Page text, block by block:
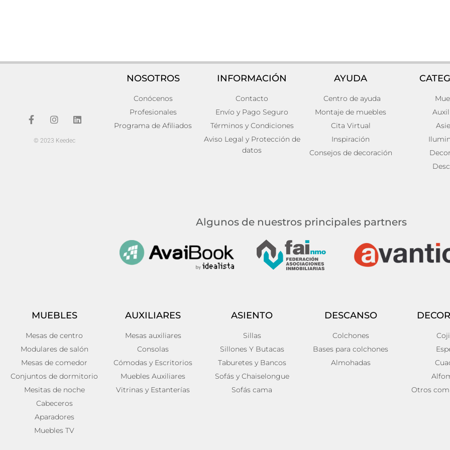
Añadir al carrito
Silla olbia Terciopelo Art deco
50x53x86
Pack de 2 Silla lula
48x49x83
276,00
€
© 2023 Keedec
NOSOTROS
Conócenos
Profesionales
Programa de Afiliados
INFORMACIÓN
Contacto
Envío y Pago Seguro
Términos y Condiciones
Aviso Legal y Protección de
datos
AYUDA
Centro de ayuda
Montaje de muebles
Cita Virtual
Inspiración
Consejos de decoración
Algunos de nuestros principales partners
MUEBLES
Mesas de centro
Modulares de salón
Mesas de comedor
Conjuntos de dormitorio
Mesitas de noche
Cabeceros
Aparadores
Muebles TV
AUXILIARES
Mesas auxiliares
Consolas
Cómodas y Escritorios
Muebles Auxiliares
Vitrinas y Estanterías
ASIENTO
Sillas
Sillones Y Butacas
Taburetes y Bancos
Sofás y Chaiselongue
Sofás cama
DESCANSO
Colchones
Bases para colchones
Almohadas
Otros